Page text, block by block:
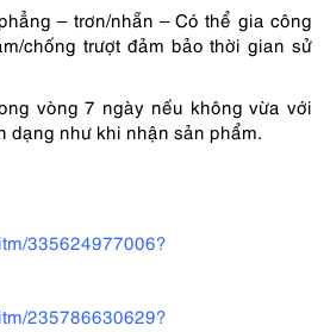
– trơn/nhẵn – Có thể gia công
chống trượt đảm bảo thời gian sử
vòng 7 ngày nếu không vừa với
dạng như khi nhận sản phẩm.
335624977006?
235786630629?